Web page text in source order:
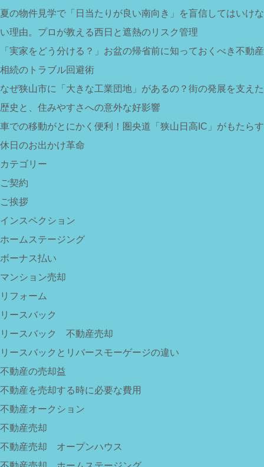
夏の物件見学で「日当たりが良い南向き」を盲信してはいけな
い理由。プロが教える西日と遮熱のリスク管理
「実家をどう分ける？」お盆の帰省前に知っておくべき不動産
相続のトラブル回避術
なぜ狭山市に「大きな工業団地」があるの？街の発展を支えた
歴史と、住みやすさへの意外な好影響
車での移動がとにかく便利！圏央道「狭山日高IC」がもたらす
休日のお出かけ革命
カテゴリー
ご契約
ご挨拶
インスペクション
ホームステージング
ボーナス払い
マンション売却
リフォーム
リースバック
リースバック 不動産売却
リースバックとリバースモーゲージの違い
不動産の売却益
不動産を売却する時に必要な費用
不動産オークション
不動産売却
不動産売却 オープンハウス